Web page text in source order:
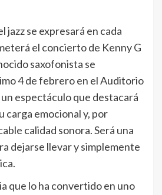
jazz se expresará en cada
el concierto de Kenny G
saxofonista se
4 de febrero en el Auditorio
espectáculo que destacará
carga emocional y, por
calidad sonora. Será una
dejarse llevar y simplemente
que lo ha convertido en uno